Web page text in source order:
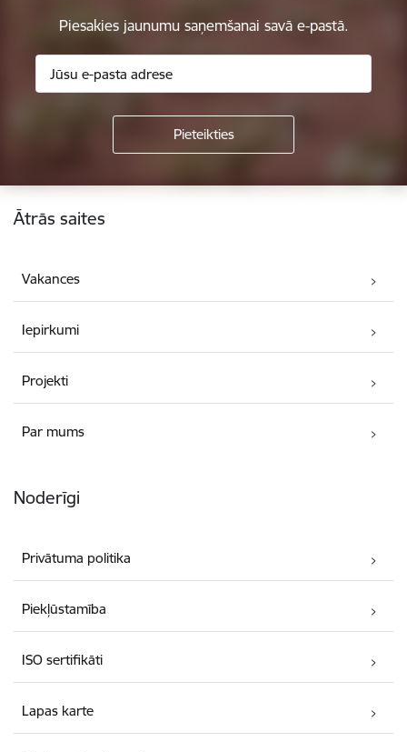
Piesakies jaunumu saņemšanai savā e-pastā.
Kājene
Ātrās saites
Vakances
Iepirkumi
Projekti
Par mums
Noderīgi
Privātuma politika
Piekļūstamība
ISO sertifikāti
Lapas karte